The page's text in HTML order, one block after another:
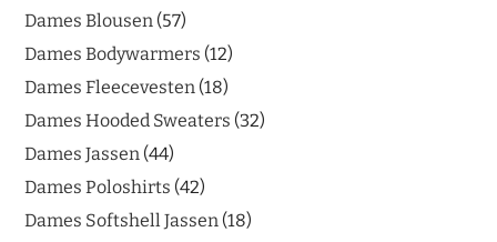
Dames Blousen 57
Dames Bodywarmers 12
Dames Fleecevesten 18
Dames Hooded Sweaters 32
Dames Jassen 44
Dames Poloshirts 42
Dames Softshell Jassen 18